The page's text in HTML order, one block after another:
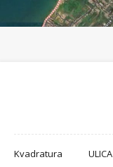
Kvadratura ULICA